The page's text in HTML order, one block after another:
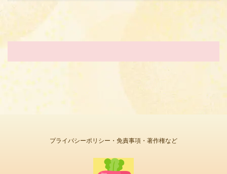
プライバシーポリシー・免責事項・著作権など